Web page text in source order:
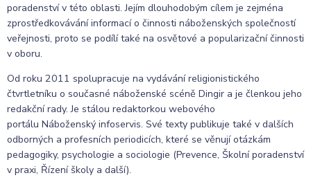
poradenství v této oblasti. Jejím dlouhodobým cílem je zejména
zprostředkovávání informací o činnosti náboženských společností
veřejnosti, proto se podílí také na osvětové a popularizační činnosti
v oboru.
Od roku 2011 spolupracuje na vydávání religionistického
čtvrtletníku o současné náboženské scéně Dingir a je členkou jeho
redakční rady. Je stálou redaktorkou webového
portálu Náboženský infoservis. Své texty publikuje také v dalších
odborných a profesních periodicích, které se věnují otázkám
pedagogiky, psychologie a sociologie (Prevence, Školní poradenství
v praxi, Řízení školy a další).